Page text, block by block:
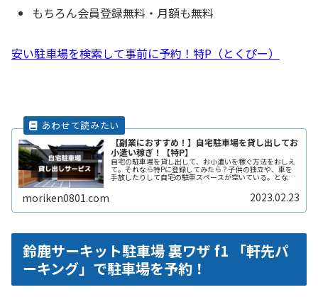
もちろん会員登録無料・月額も無料
安い駐車場を検索して事前に予約！特P（とくぴー）
【副業におすすめ！】自宅駐車場を貸し出してお
小遣い稼ぎ！【特P】
自宅の駐車場を貸し出して、お小遣いを稼ぐ方法をおしえ
て。それなら特Pに登録してみたら？子供の独立や、車を
手放したりして自宅の駐車スペースが空いている。となり
貸すと副収入になると聞いたことがReadMore...
moriken0801.com 2023.02.23
鈴鹿サーキット駐車場 裏ワザ f1 「軒先パ
ーキング」で駐車場を予約！